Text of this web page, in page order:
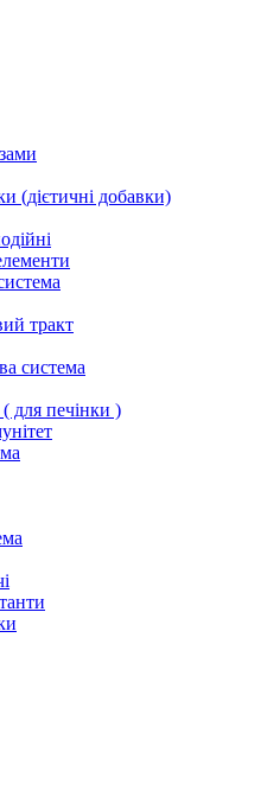
(дієтичні добавки)
тракт
система
для печінки )